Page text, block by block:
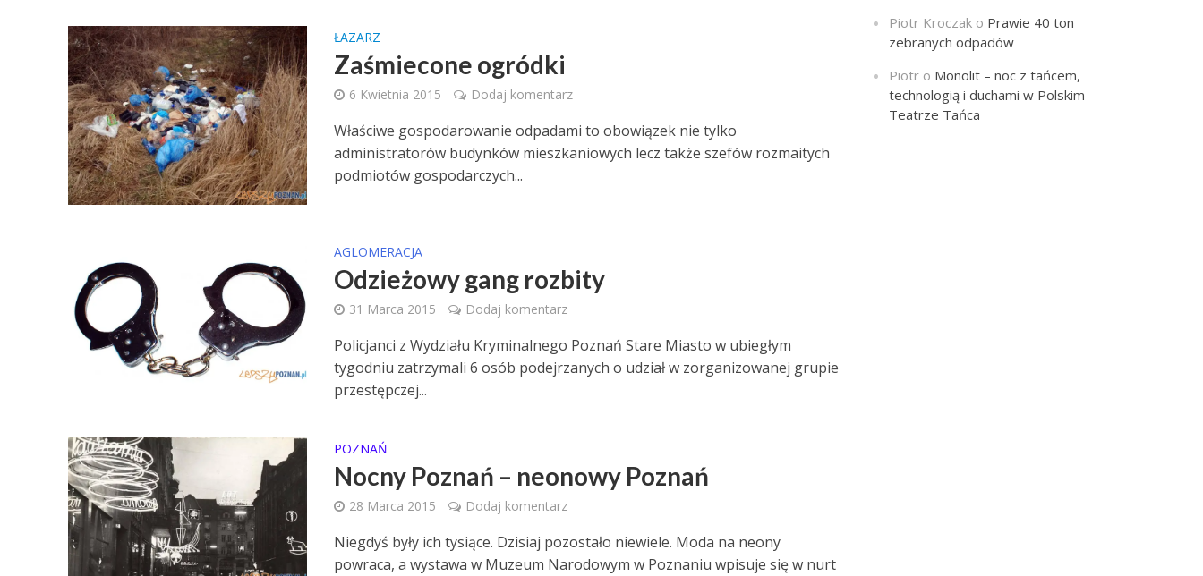
ŁAZARZ
Zaśmiecone ogródki
6 Kwietnia 2015 Dodaj komentarz
Właściwe gospodarowanie odpadami to obowiązek nie tylko
administratorów budynków mieszkaniowych lecz także szefów rozmaitych
podmiotów gospodarczych...
AGLOMERACJA
Odzieżowy gang rozbity
31 Marca 2015 Dodaj komentarz
Policjanci z Wydziału Kryminalnego Poznań Stare Miasto w ubiegłym
tygodniu zatrzymali 6 osób podejrzanych o udział w zorganizowanej grupie
przestępczej...
POZNAŃ
Nocny Poznań – neonowy Poznań
28 Marca 2015 Dodaj komentarz
Niegdyś były ich tysiące. Dzisiaj pozostało niewiele. Moda na neony
powraca, a wystawa w Muzeum Narodowym w Poznaniu wpisuje się w nurt
Piotr Kroczak o Prawie 40 ton
zebranych odpadów
Piotr o Monolit – noc z tańcem,
technologią i duchami w Polskim
Teatrze Tańca